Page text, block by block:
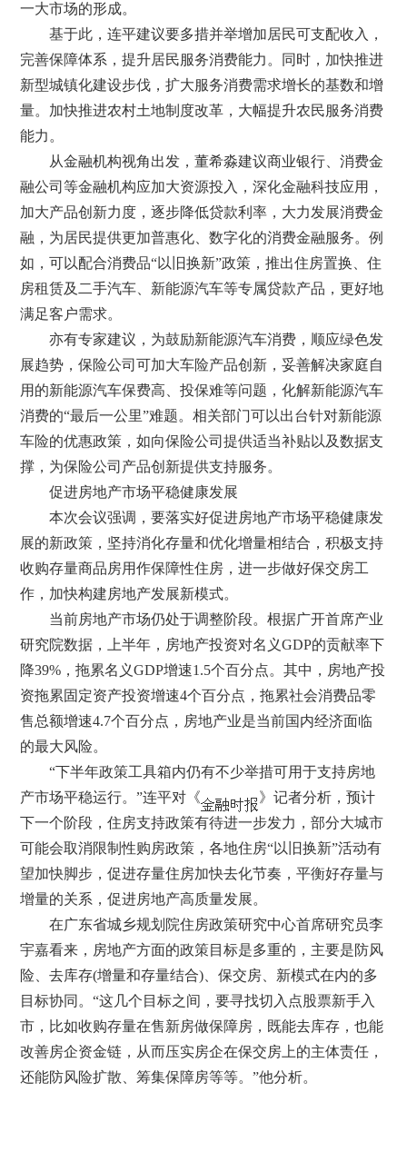
一大市场的形成。
基于此，连平建议要多措并举增加居民可支配收入，
完善保障体系，提升居民服务消费能力。同时，加快推进
新型城镇化建设步伐，扩大服务消费需求增长的基数和增
量。加快推进农村土地制度改革，大幅提升农民服务消费
能力。
从金融机构视角出发，董希淼建议商业银行、消费金
融公司等金融机构应加大资源投入，深化金融科技应用，
加大产品创新力度，逐步降低贷款利率，大力发展消费金
融，为居民提供更加普惠化、数字化的消费金融服务。例
如，可以配合消费品“以旧换新”政策，推出住房置换、住
房租赁及二手汽车、新能源汽车等专属贷款产品，更好地
满足客户需求。
亦有专家建议，为鼓励新能源汽车消费，顺应绿色发
展趋势，保险公司可加大车险产品创新，妥善解决家庭自
用的新能源汽车保费高、投保难等问题，化解新能源汽车
消费的“最后一公里”难题。相关部门可以出台针对新能源
车险的优惠政策，如向保险公司提供适当补贴以及数据支
撑，为保险公司产品创新提供支持服务。
促进房地产市场平稳健康发展
本次会议强调，要落实好促进房地产市场平稳健康发
展的新政策，坚持消化存量和优化增量相结合，积极支持
收购存量商品房用作保障性住房，进一步做好保交房工
作，加快构建房地产发展新模式。
当前房地产市场仍处于调整阶段。根据广开首席产业
研究院数据，上半年，房地产投资对名义GDP的贡献率下
降39%，拖累名义GDP增速1.5个百分点。其中，房地产投
资拖累固定资产投资增速4个百分点，拖累社会消费品零
售总额增速4.7个百分点，房地产业是当前国内经济面临
的最大风险。
“下半年政策工具箱内仍有不少举措可用于支持房地
产市场平稳运行。”连平对《
》记者分析，预计
下一个阶段，住房支持政策有待进一步发力，部分大城市
可能会取消限制性购房政策，各地住房“以旧换新”活动有
望加快脚步，促进存量住房加快去化节奏，平衡好存量与
增量的关系，促进房地产高质量发展。
在广东省城乡规划院住房政策研究中心首席研究员李
宇嘉看来，房地产方面的政策目标是多重的，主要是防风
险、去库存(增量和存量结合)、保交房、新模式在内的多
目标协同。“这几个目标之间，要寻找切入点股票新手入
市，比如收购存量在售新房做保障房，既能去库存，也能
改善房企资金链，从而压实房企在保交房上的主体责任，
还能防风险扩散、筹集保障房等等。”他分析。